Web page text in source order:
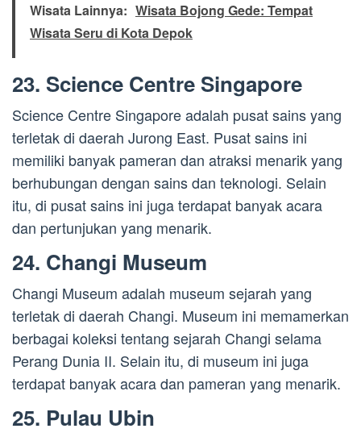
Wisata Lainnya: Wisata Bojong Gede: Tempat
Wisata Seru di Kota Depok
23. Science Centre Singapore
Science Centre Singapore adalah pusat sains yang
terletak di daerah Jurong East. Pusat sains ini
memiliki banyak pameran dan atraksi menarik yang
berhubungan dengan sains dan teknologi. Selain
itu, di pusat sains ini juga terdapat banyak acara
dan pertunjukan yang menarik.
24. Changi Museum
Changi Museum adalah museum sejarah yang
terletak di daerah Changi. Museum ini memamerkan
berbagai koleksi tentang sejarah Changi selama
Perang Dunia II. Selain itu, di museum ini juga
terdapat banyak acara dan pameran yang menarik.
25. Pulau Ubin